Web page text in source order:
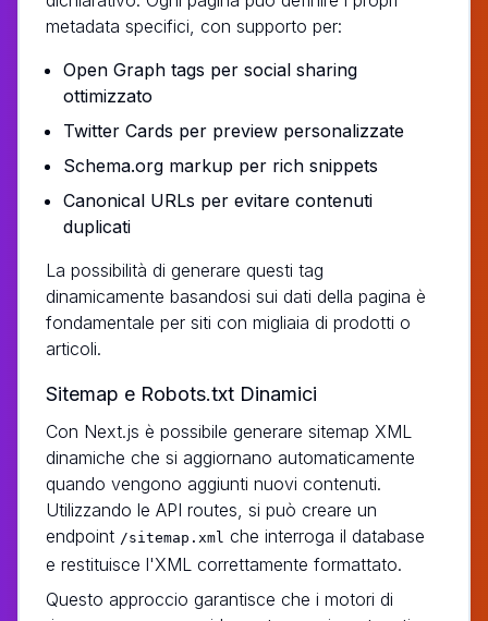
metadata specifici, con supporto per:
Open Graph tags per social sharing
ottimizzato
Twitter Cards per preview personalizzate
Schema.org markup per rich snippets
Canonical URLs per evitare contenuti
duplicati
La possibilità di generare questi tag
dinamicamente basandosi sui dati della pagina è
fondamentale per siti con migliaia di prodotti o
articoli.
Sitemap e Robots.txt Dinamici
Con Next.js è possibile generare sitemap XML
dinamiche che si aggiornano automaticamente
quando vengono aggiunti nuovi contenuti.
Utilizzando le API routes, si può creare un
endpoint /sitemap.xml che interroga il database
e restituisce l'XML correttamente formattato.
Questo approccio garantisce che i motori di